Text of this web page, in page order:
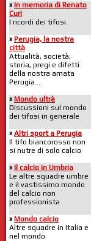
» In memoria di Renato
Curi
I ricordi dei tifosi.
» Perugia, la nostra
città
Attualità, società,
storia, pregi e difetti
della nostra amata
Perugia...
» Mondo ultrà
Discussioni sul mondo
dei tifosi in generale
» Altri sport a Perugia
Il tifo biancorosso non
si nutre di solo calcio
» Il calcio in Umbria
Le altre squadre umbre
e il vastissimo mondo
del calcio non
professionista
» Mondo calcio
Altre squadre in Italia e
nel mondo